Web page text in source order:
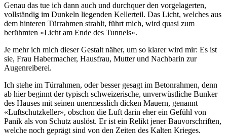
Genau das tue ich dann auch und durchquer den vorgelagerten,
vollständig im Dunkeln liegenden Kellerteil. Das Licht, welches aus
dem hinteren Türrahmen strahlt, führt mich, wird quasi zum
berühmten «Licht am Ende des Tunnels».
Je mehr ich mich dieser Gestalt näher, um so klarer wird mir: Es ist
sie, Frau Habermacher, Hausfrau, Mutter und Nachbarin zur
Augenreiberei.
Ich stehe im Türrahmen, oder besser gesagt im Betonrahmen, denn
ab hier beginnt der typisch schweizerische, unverwüstliche Bunker
des Hauses mit seinen unermesslich dicken Mauern, genannt
«Luftschutzkeller», obschon die Luft darin eher ein Gefühl von
Panik als von Schutz auslöst. Er ist ein Relikt jener Bauvorschriften,
welche noch geprägt sind von den Zeiten des Kalten Krieges.